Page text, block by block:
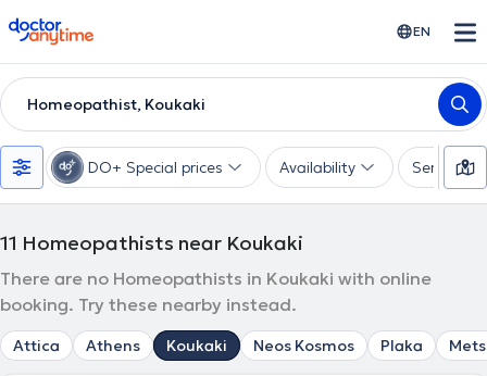
doctoranytime EN
Homeopathist, Koukaki
DO+ Special prices Availability Services
11 Homeopathists near Koukaki
There are no Homeopathists in Koukaki with online
booking. Try these nearby instead.
Attica Athens Koukaki Neos Kosmos Plaka Mets